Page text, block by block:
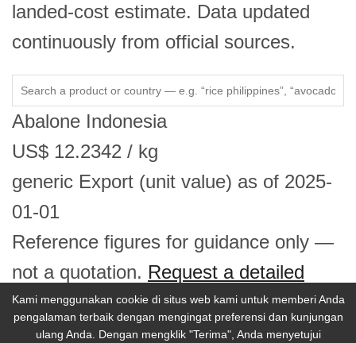
Kami menggunakan cookie di situs web kami untuk memberi Anda
pengalaman terbaik dengan mengingat preferensi dan kunjungan
ulang Anda. Dengan mengklik "Terima", Anda menyetujui
landed-cost estimate. Data updated
continuously from official sources.
Abalone Indonesia
US$ 12.2342 / kg
generic Export (unit value) as of 2025-
01-01
Reference figures for guidance only —
not a quotation. Request a detailed
price report →